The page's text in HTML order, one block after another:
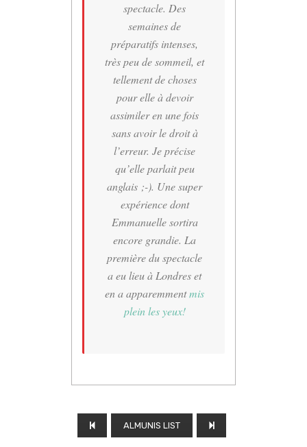
spectacle. Des
semaines de
préparatifs intenses,
très peu de sommeil, et
tellement de choses
pour elle à devoir
assimiler en une fois
sans avoir le droit à
l’erreur. Je précise
qu’elle parlait peu
anglais ;-). Une super
expérience dont
Emmanuelle sortira
encore grandie. La
première du spectacle
a eu lieu à Londres et
en a apparemmentmis
plein les yeux!
ALMUNIS LIST